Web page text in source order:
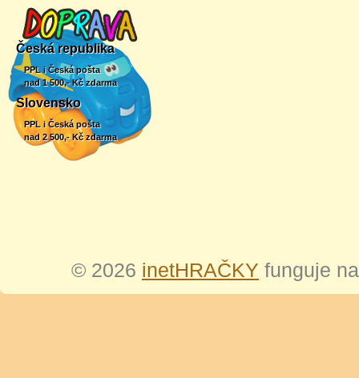
Česká republika
PPL i Česká pošta
nad 1 500,- Kč zdarma
Slovensko
PPL i Česká pošta
nad 2 500,- Kč zdarma
© 2026 inetHRAČKY funguje